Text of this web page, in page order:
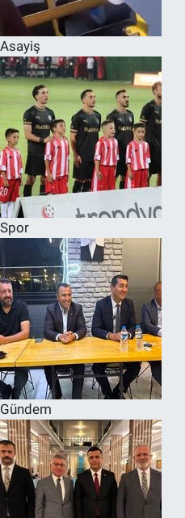
Asayiş
Spor
Gündem